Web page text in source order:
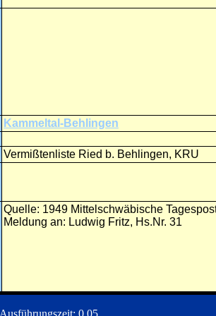
Kammeltal-Behlingen
Vermißtenliste Ried b. Behlingen, KRU
Quelle: 1949 Mittelschwäbische
Meldung an: Ludwig Fritz, Hs.Nr. 31
Ausführungszeit: 0.05